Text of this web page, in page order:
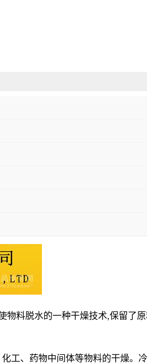
脱水的一种干燥技术,保留了原
、药物中间体等物料的干燥。